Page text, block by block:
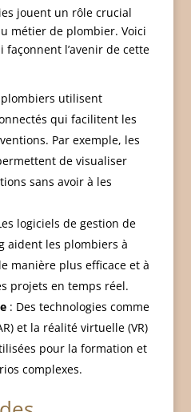
jouent un rôle crucial
métier de plombier. Voici
l’avenir de cette
utilisent
qui facilitent les
Par exemple, les
de visualiser
sans avoir à les
logiciels de gestion de
aident les plombiers à
manière plus efficace et à
projets en temps réel.
: Des technologies comme
et la réalité virtuelle (VR)
pour la formation et
complexes.